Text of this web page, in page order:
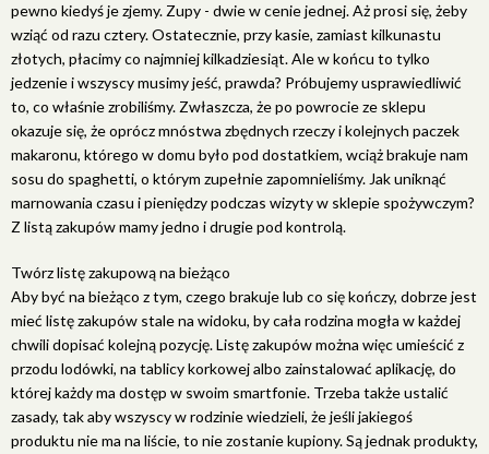
pewno kiedyś je zjemy. Zupy - dwie w cenie jednej. Aż prosi się, żeby
wziąć od razu cztery. Ostatecznie, przy kasie, zamiast kilkunastu
złotych, płacimy co najmniej kilkadziesiąt. Ale w końcu to tylko
jedzenie i wszyscy musimy jeść, prawda? Próbujemy usprawiedliwić
to, co właśnie zrobiliśmy. Zwłaszcza, że po powrocie ze sklepu
okazuje się, że oprócz mnóstwa zbędnych rzeczy i kolejnych paczek
makaronu, którego w domu było pod dostatkiem, wciąż brakuje nam
sosu do spaghetti, o którym zupełnie zapomnieliśmy. Jak uniknąć
marnowania czasu i pieniędzy podczas wizyty w sklepie spożywczym?
Z listą zakupów mamy jedno i drugie pod kontrolą.
Twórz listę zakupową na bieżąco
Aby być na bieżąco z tym, czego brakuje lub co się kończy, dobrze jest
mieć listę zakupów stale na widoku, by cała rodzina mogła w każdej
chwili dopisać kolejną pozycję. Listę zakupów można więc umieścić z
przodu lodówki, na tablicy korkowej albo zainstalować aplikację, do
której każdy ma dostęp w swoim smartfonie. Trzeba także ustalić
zasady, tak aby wszyscy w rodzinie wiedzieli, że jeśli jakiegoś
produktu nie ma na liście, to nie zostanie kupiony. Są jednak produkty,